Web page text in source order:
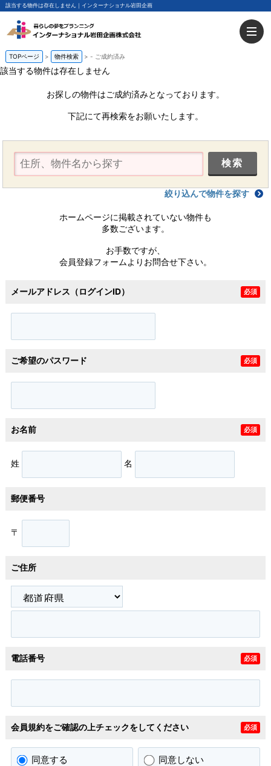
該当する物件は存在しません｜インターナショナル岩田企画
TOPページ 物件検索 - ご成約済み
該当する物件は存在しません
お探しの物件はご成約済みとなっております。
下記にて再検索をお願いたします。
絞り込んで物件を探す
ホームページに掲載されていない物件も
多数ございます。
お手数ですが、
会員登録フォームよりお問合せ下さい。
メールアドレス（ログインID） 必須
ご希望のパスワード 必須
お名前 必須
姓 名
郵便番号
〒
ご住所
電話番号 必須
会員規約をご確認の上チェックをしてください 必須
同意する 同意しない